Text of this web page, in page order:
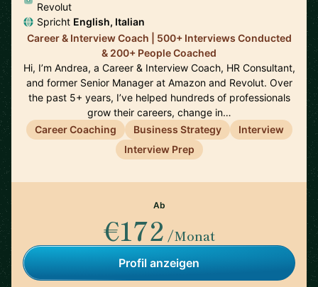
Revolut
Spricht English, Italian
Career & Interview Coach | 500+ Interviews Conducted
& 200+ People Coached
Hi, I’m Andrea, a Career & Interview Coach, HR Consultant,
and former Senior Manager at Amazon and Revolut. Over
the past 5+ years, I’ve helped hundreds of professionals
grow their careers, change in…
Career Coaching
Business Strategy
Interview
Interview Prep
Ab
€172 /Monat
Profil anzeigen